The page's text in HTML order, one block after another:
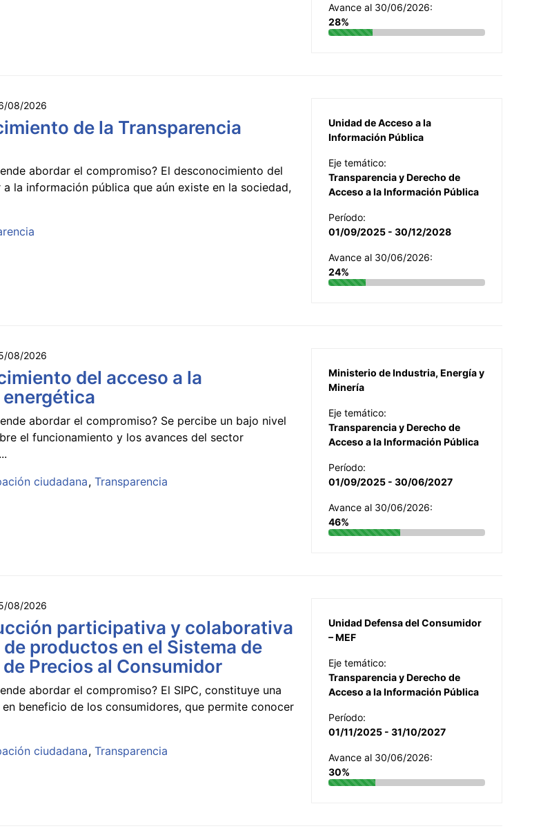
Avance al 30/06/2026:
28%
08/2026
de la Transparencia
abordar el compromiso? El desconocimiento del
la información pública que aún existe en la sociedad,
Unidad de Acceso a la
Información Pública
Eje temático:
Transparencia y Derecho de
Acceso a la Información Pública
Período:
01/09/2025 - 30/12/2028
Avance al 30/06/2026:
24%
08/2026
del acceso a la
abordar el compromiso? Se percibe un bajo nivel
el funcionamiento y los avances del sector
ciudadana Transparencia
Ministerio de Industria, Energía y
Minería
Eje temático:
Transparencia y Derecho de
Acceso a la Información Pública
Período:
01/09/2025 - 30/06/2027
Avance al 30/06/2026:
46%
08/2026
participativa y colaborativa
productos en el Sistema de
Precios al Consumidor
abordar el compromiso? El SIPC, constituye una
beneficio de los consumidores, que permite conocer
ciudadana Transparencia
Unidad Defensa del Consumidor
– MEF
Eje temático:
Transparencia y Derecho de
Acceso a la Información Pública
Período:
01/11/2025 - 31/10/2027
Avance al 30/06/2026:
30%